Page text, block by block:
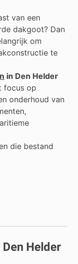
van een
dakgoot? Dan
om
te
in Den Helder
focus op
onderhoud van
die bestand
Helder